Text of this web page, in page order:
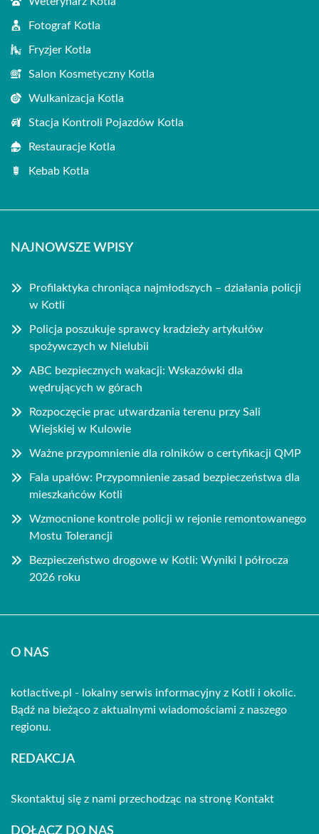
Fotograf Kotla
Fryzjer Kotla
Salon Kosmetyczny Kotla
Wulkanizacja Kotla
Stacja Kontroli Pojazdów Kotla
Restauracje Kotla
Kebab Kotla
NAJNOWSZE WPISY
Profilaktyka chroniąca najmłodszych – działania policji
w Kotli
Policja poszukuje sprawcy kradzieży artykułów
spożywczych w Nielubii
ABC bezpiecznych wakacji: Wskazówki dla
wędrujących w górach
Rozpoczęcie prac utwardzania terenu przy Sali
Wiejskiej w Kulowie
Ważne przypomnienie dla rolników o certyfikacji QMP
Fala upałów: Przypomnienie zasad bezpieczeństwa dla
mieszkańców Kotli
Wzmocnione kontrole policji w rejonie remontowanego
Mostu Tolerancji
Bezpieczeństwo drogowe w Kotli: Wyniki I półrocza
2026 roku
O NAS
kotlactive.pl - lokalny serwis informacyjny z Kotli i okolic.
Bądź na bieżąco z aktualnymi wiadomościami z naszego
regionu.
REDAKCJA
Skontaktuj się z nami przechodząc na stronę Kontakt
DOŁĄCZ DO NAS